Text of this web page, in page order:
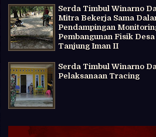
Serda Timbul Winarno
Mitra Bekerja Sama
Pendampingan
Pembangunan Fisik Desa
Tanjung Iman II
Serda Timbul Winarno
Pelaksanaan Tracing